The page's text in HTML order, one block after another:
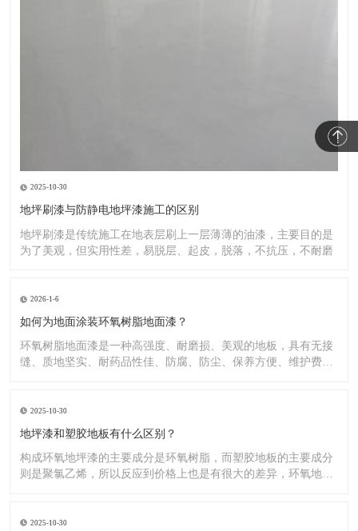
2025-10-30
地坪刷漆与防静电地坪漆施工的区别
地坪刷漆是传统施工在地表层刷上一层薄薄的油漆，主要目的是
为了美观，但实用性差，易脱层、起皮，脱落，不抗压，不耐磨
2026-1-6
如何为地面涂装环氧树脂地面漆？
环氧树脂地面漆是一种高强度、耐磨损、美观的地板，具有无接
缝、质地坚实、耐药品性佳、防腐、防尘、保养方便、维护费用
2025-10-30
地坪漆和塑胶地板有什么区别？
构成环氧地坪漆的主要成分是环氧树脂，而塑胶地板的主要成分
则是聚氯乙烯，所以反应到价格上也是有很大的差异，环氧地坪
2025-10-30